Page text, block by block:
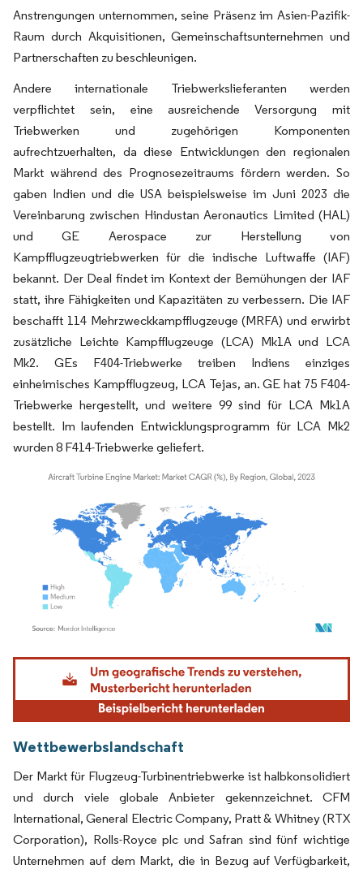
Anstrengungen unternommen, seine Präsenz im Asien-Pazifik-
Raum durch Akquisitionen, Gemeinschaftsunternehmen und
Partnerschaften zu beschleunigen.
Andere internationale Triebwerkslieferanten werden
verpflichtet sein, eine ausreichende Versorgung mit
Triebwerken und zugehörigen Komponenten
aufrechtzuerhalten, da diese Entwicklungen den regionalen
Markt während des Prognosezeitraums fördern werden. So
gaben Indien und die USA beispielsweise im Juni 2023 die
Vereinbarung zwischen Hindustan Aeronautics Limited (HAL)
und GE Aerospace zur Herstellung von
Kampfflugzeugtriebwerken für die indische Luftwaffe (IAF)
bekannt. Der Deal findet im Kontext der Bemühungen der IAF
statt, ihre Fähigkeiten und Kapazitäten zu verbessern. Die IAF
beschafft 114 Mehrzweckkampfflugzeuge (MRFA) und erwirbt
zusätzliche Leichte Kampfflugzeuge (LCA) Mk1A und LCA
Mk2. GEs F404-Triebwerke treiben Indiens einziges
einheimisches Kampfflugzeug, LCA Tejas, an. GE hat 75 F404-
Triebwerke hergestellt, und weitere 99 sind für LCA Mk1A
bestellt. Im laufenden Entwicklungsprogramm für LCA Mk2
wurden 8 F414-Triebwerke geliefert.
Bild © Mordor Intelligence. Wiederverwendung erfordert Namensnennung gemäß
Wettbewerbslandschaft
Der Markt für Flugzeug-Turbinentriebwerke ist halbkonsolidiert
und durch viele globale Anbieter gekennzeichnet. CFM
International, General Electric Company, Pratt & Whitney (RTX
Corporation), Rolls-Royce plc und Safran sind fünf wichtige
Unternehmen auf dem Markt, die in Bezug auf Verfügbarkeit,